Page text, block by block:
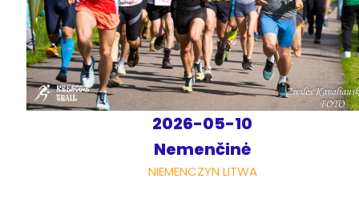
2026-05-10
Nemenčinė
NIEMENCZYN LITWA